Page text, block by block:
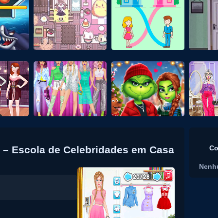
Escola de Celebridades em Casa